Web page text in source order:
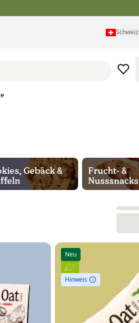
Schweiz
Gebäck &
Frucht- &
Nusssnacks
Neu
Hinweis